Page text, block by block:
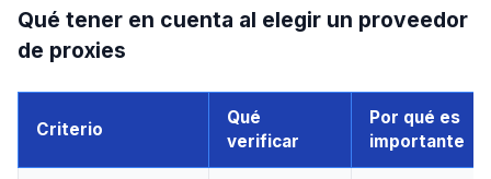
Qué tener en cuenta al elegir un proveedor
de proxies
Criterio
Qué
verificar
Por qué es
importante